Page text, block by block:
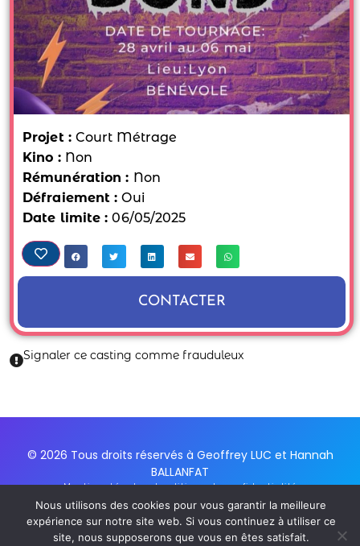
Projet : Court Métrage
Kino : Non
Rémunération : Non
Défraiement :Oui
Date limite :06/05/2025
CONTACTER
Signaler ce casting comme frauduleux
© 2026 Tous droits réservés à Geoffrey LUC et Hannah
BALLANFAT
Mentions Légales et politique de confidentialité
Conditions Générales d'utilisation du service
Inscription Newsletter
Nous utilisons des cookies pour vous garantir la meilleure
expérience sur notre site web. Si vous continuez à utiliser ce
site, nous supposerons que vous en êtes satisfait.